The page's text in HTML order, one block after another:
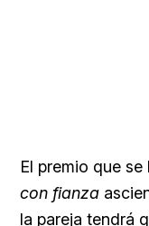
El premio que
con fianza
la pareja tendrá